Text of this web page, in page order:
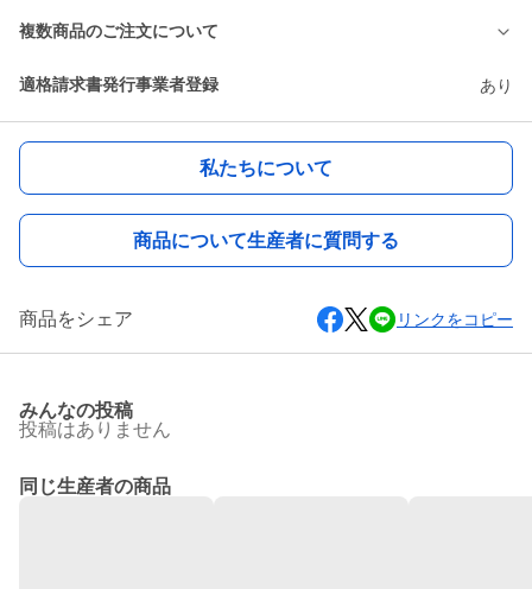
複数商品のご注文について
適格請求書発行事業者登録 あり
私たちについて
商品について生産者に質問する
商品をシェア リンクをコピー
みんなの投稿
投稿はありません
同じ生産者の商品